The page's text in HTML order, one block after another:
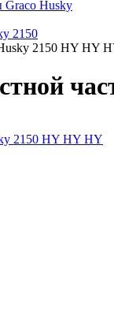
Graco Husky
2150
2150 HY HY